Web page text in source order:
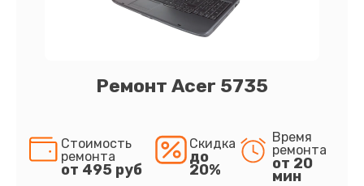
Ремонт Acer 5735
Стоимость
ремонта
от 495 руб
Скидка
до
20%
Время
ремонта
от 20
мин